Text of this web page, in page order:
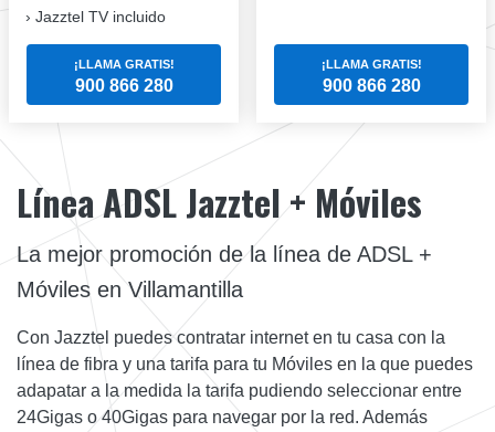
Jazztel TV incluido
¡LLAMA GRATIS!
900 866 280
¡LLAMA GRATIS!
900 866 280
Línea ADSL Jazztel + Móviles
La mejor promoción de la línea de ADSL +
Móviles en Villamantilla
Con Jazztel puedes contratar internet en tu casa con la
línea de fibra y una tarifa para tu Móviles en la que puedes
adapatar a la medida la tarifa pudiendo seleccionar entre
24Gigas o 40Gigas para navegar por la red. Además